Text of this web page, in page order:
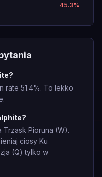
45.3%
rate 51.4%. To lekko
Pioruna (W).
ciosy Ku
(Q) tylko w